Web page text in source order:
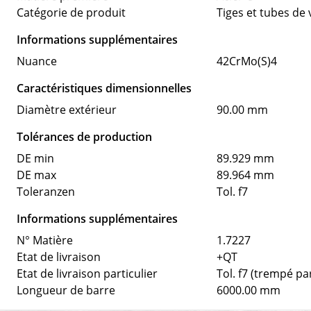
Catégorie de produit
Tiges et tubes de
Informations supplémentaires
Nuance
42CrMo(S)4
Caractéristiques dimensionnelles
Diamètre extérieur
90.00 mm
Tolérances de production
DE min
89.929 mm
DE max
89.964 mm
Toleranzen
Tol. f7
Informations supplémentaires
N° Matière
1.7227
Etat de livraison
+QT
Etat de livraison particulier
Tol. f7 (trempé
Longueur de barre
6000.00 mm